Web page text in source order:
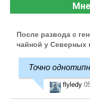
После развода с
чайной у Северных
Точно
flyledy